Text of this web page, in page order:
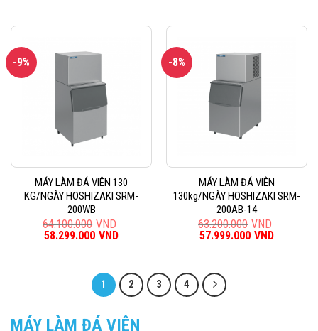
102.800.000VND.là:
70.800.000VND. là:
-9%
MÁY LÀM ĐÁ VIÊN 130
KG/NGÀY HOSHIZAKI SRM-
200WB
64.100.000 VND
Giá
64.100.000VND.
58.299.000 VND
58.299.000VND.
-8%
MÁY LÀM ĐÁ VIÊN
130kg/NGÀY HOSHIZAKI SRM-
200AB-14
63.200.000 VND
Giá
63.200.000VND.
57.999.000 VND
1 2 3 4
MÁY LÀM ĐÁ VIÊN